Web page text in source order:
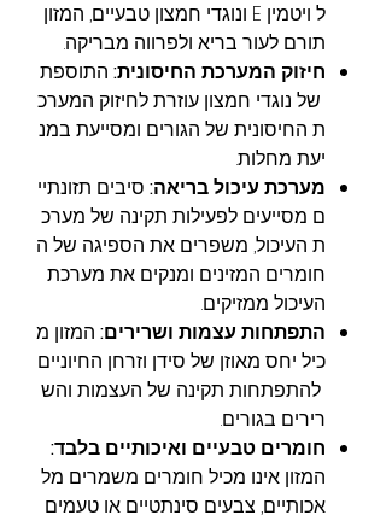
ל ויטמין E ונוגדי חמצון טבעיים, המזון
תורם לעור בריא ולפרווה מבריקה.
חיזוק המערכת החיסונית: התוספת
של נוגדי חמצון עוזרת לחיזוק המערכ
ת החיסונית של הגורים ומסייעת במנ
יעת מחלות.
מערכת עיכול בריאה: סיבים תזונתיי
ם מסייעים לפעילות תקינה של מערכ
ת העיכול, משפרים את הספיגה של ה
חומרים המזינים ומנקים את מערכת
העיכול ממזיקים.
התפתחות עצמות ושרירים: המזון מ
כיל יחס מאוזן של סידן וזרחן החיוניים
להתפתחות תקינה של העצמות והש
רירים בגורים.
חומרים טבעיים ואיכותיים בלבד:
המזון אינו מכיל חומרים משמרים מל
אכותיים, צבעים סינתטיים או טעמים